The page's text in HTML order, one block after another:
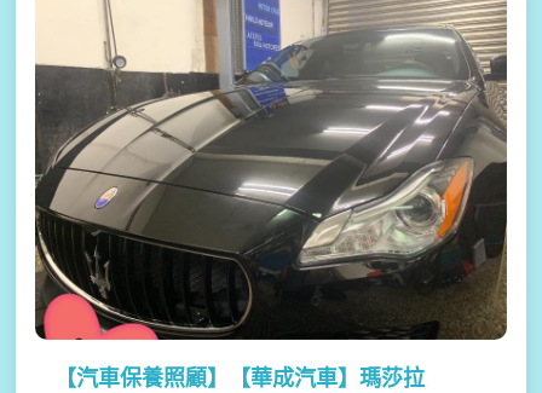
【汽車保養照顧】
【華成汽車】瑪莎拉